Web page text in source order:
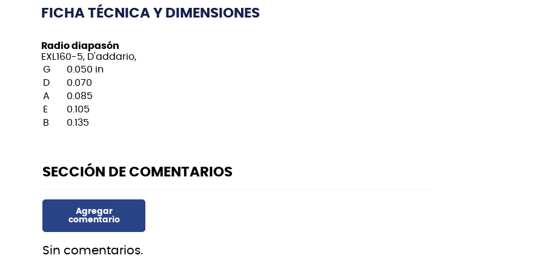
FICHA TÉCNICA Y DIMENSIONES
Radio diapasón
EXL160-5, D'addario,
G
0.050 in
D
0.070
A
0.085
E
0.105
B
0.135
Sin comentarios.